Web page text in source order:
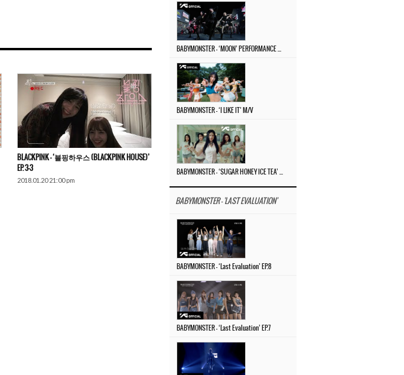
BLACKPINK – ‘블핑하우스 (BLACKPINK HOUSE)’
EP. 3-3
2018.01.20 21:00 pm
BABYMONSTER – ‘I LIKE IT’ M/V
BABYMONSTER - 'LAST EVALUATION'
BABYMONSTER – ‘Last Evaluation’ EP.8
BABYMONSTER – ‘Last Evaluation’ EP.7